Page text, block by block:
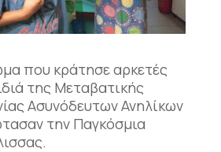
που κράτησε αρκετές
της Μεταβατικής
Ασυνόδευτων Ανηλίκων
την Παγκόσμια